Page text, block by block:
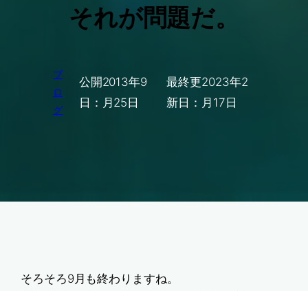
それが問題だ。
ブ
ロ
グ
公開
日：
2013年9
月25日
最終更
新日：
2023年2
月17日
そろそろ9月も終わりますね。